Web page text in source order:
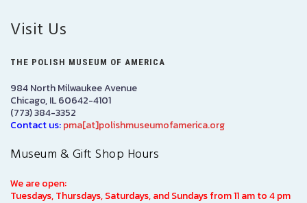
Visit Us
THE POLISH MUSEUM OF AMERICA
984 North Milwaukee Avenue
Chicago, IL 60642-4101
(773) 384-3352
Contact us:pma[at]polishmuseumofamerica.org
Museum & Gift Shop Hours
We are open:
Tuesdays, Thursdays, Saturdays, and Sundays from 11 am to 4 pm